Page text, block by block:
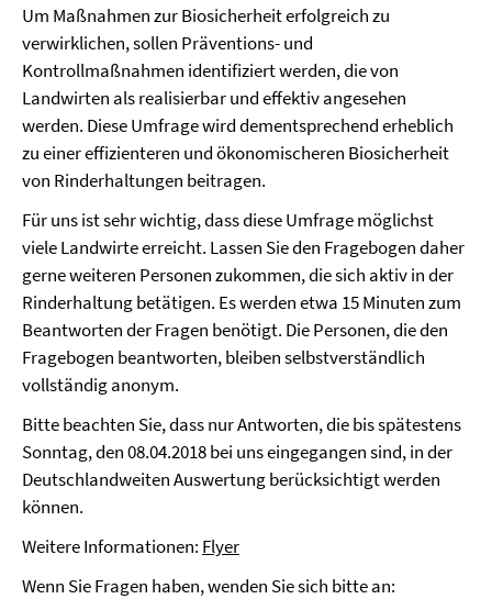
Um Maßnahmen zur Biosicherheit erfolgreich zu
verwirklichen, sollen Präventions- und
Kontrollmaßnahmen identifiziert werden, die von
Landwirten als realisierbar und effektiv angesehen
werden. Diese Umfrage wird dementsprechend erheblich
zu einer effizienteren und ökonomischeren Biosicherheit
von Rinderhaltungen beitragen.
Für uns ist sehr wichtig, dass diese Umfrage möglichst
viele Landwirte erreicht. Lassen Sie den Fragebogen daher
gerne weiteren Personen zukommen, die sich aktiv in der
Rinderhaltung betätigen. Es werden etwa 15 Minuten zum
Beantworten der Fragen benötigt. Die Personen, die den
Fragebogen beantworten, bleiben selbstverständlich
vollständig anonym.
Bitte beachten Sie, dass nur Antworten, die bis spätestens
Sonntag, den 08.04.2018 bei uns eingegangen sind, in der
Deutschlandweiten Auswertung berücksichtigt werden
können.
Weitere Informationen: Flyer
Wenn Sie Fragen haben, wenden Sie sich bitte an: